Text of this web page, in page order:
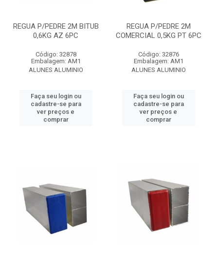
REGUA P/PEDRE 2M BITUB
0,6KG AZ 6PC
Código: 32878
Embalagem: AM1
ALUNES ALUMINIO
Faça seu login ou
cadastre-se para
ver preços e
comprar
REGUA P/PEDRE 2M
COMERCIAL 0,5KG PT 6PC
Código: 32876
Embalagem: AM1
ALUNES ALUMINIO
Faça seu login ou
cadastre-se para
ver preços e
comprar